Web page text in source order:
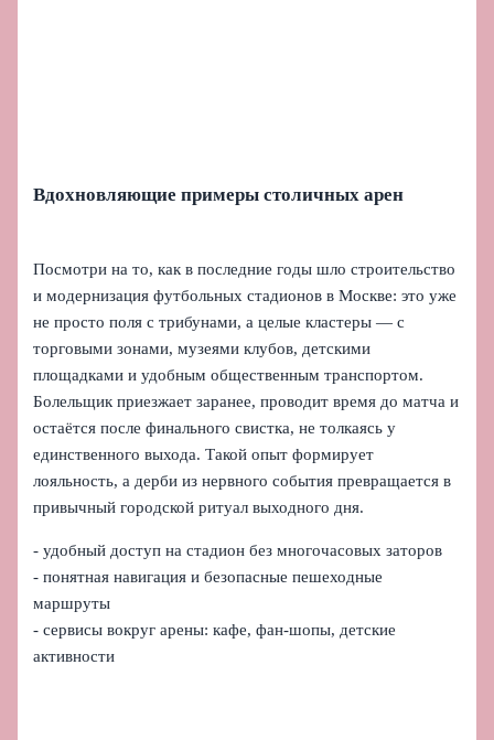
Вдохновляющие примеры столичных арен
Посмотри на то, как в последние годы шло строительство
и модернизация футбольных стадионов в Москве: это уже
не просто поля с трибунами, а целые кластеры — с
торговыми зонами, музеями клубов, детскими
площадками и удобным общественным транспортом.
Болельщик приезжает заранее, проводит время до матча и
остаётся после финального свистка, не толкаясь у
единственного выхода. Такой опыт формирует
лояльность, а дерби из нервного события превращается в
привычный городской ритуал выходного дня.
- удобный доступ на стадион без многочасовых заторов
- понятная навигация и безопасные пешеходные
маршруты
- сервисы вокруг арены: кафе, фан-шопы, детские
активности